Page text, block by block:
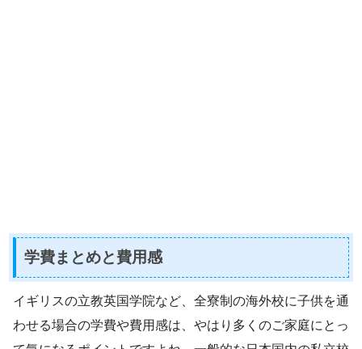
学費まとめと費用感
イギリスの立教英国学院など、全寮制の海外校に子供を通
わせる場合の学費や費用感は、やはり多くのご家庭にとっ